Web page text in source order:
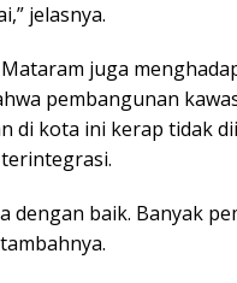
jelasnya.
juga
pembangunan
di kota ini kerap tidak
dengan baik. Banyak